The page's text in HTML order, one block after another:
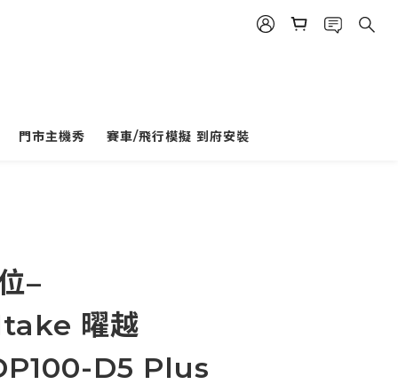
門市主機秀 賽車/飛行模擬 到府安裝
–
曜越
D5 Plus